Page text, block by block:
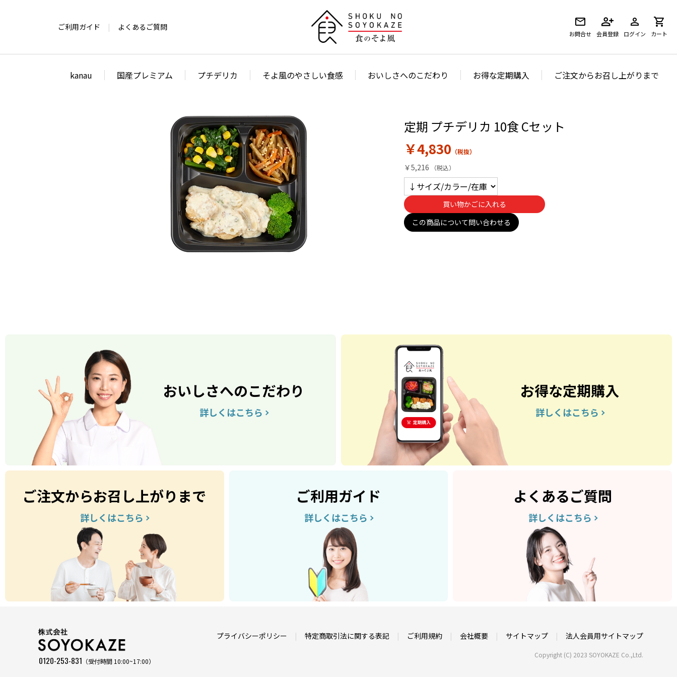
ご利用ガイド よくあるご質問
お問合せ 会員登録 ログイン カート
kanau 国産プレミアム プチデリカ そよ風のやさしい食感 おいしさへのこだわり お得な定期購入 ご注文からお召し上がりまで
定期 プチデリカ 10食 Cセット
￥5,216
￥4,830
買い物かごに入れる
この商品について問い合わせる
おいしさへのこだわり
詳しくはこちら
お得な定期購入
詳しくはこちら
ご注文からお召し上がりまで
詳しくはこちら
ご利用ガイド
詳しくはこちら
よくあるご質問
詳しくはこちら
0120-253-831 （受付時間 10:00~17:00）
プライバシーポリシー 特定商取引法に関する表記 ご利用規約 会社概要 サイトマップ 法人会員用サイトマップ
Copyright (C) 2023 SOYOKAZE Co.,Ltd.